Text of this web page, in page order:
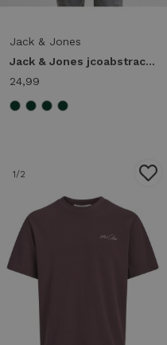
Jack & Jones
Jack & Jones jcoabstract flower back print tee ss smu 12311589 Print T-shirts 5178646 turbulence
24,99
1/2